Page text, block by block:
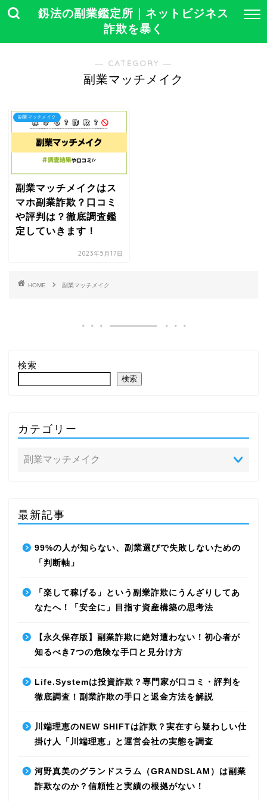
釼法の副業鑑定所｜ネットビジネス
詐欺を暴く
― CATEGORY ―
副業マッチメイク
副業マッチメイク
副業マッチメイクはス
マホ副業詐欺？口コミ
や評判は？徹底調査鑑
定していきます！
2023年5月17日
HOME 副業マッチメイク
検索
検索
カテゴリー
最新記事
99%の人が知らない、副業選びで失敗しないための
「判断軸」
「楽して稼げる」という副業詐欺にうんざりしてあ
なたへ！「安全に」目指す資産構築の思考法
【永久保存版】副業詐欺に絶対遭わない！初心者が
知るべき7つの危険な手口と見分け方
Life.Systemは投資詐欺？専門家が口コミ・評判を
徹底調査！副業詐欺の手口と返金方法を解説
川端理恵のNEW SHIFTは詐欺？実在すら疑わしい仕
掛け人「川端理恵」と運営会社の実態を調査
河野真美のグランドスラム（GRANDSLAM）は副業
詐欺なのか？信頼性と実績の根拠がない！